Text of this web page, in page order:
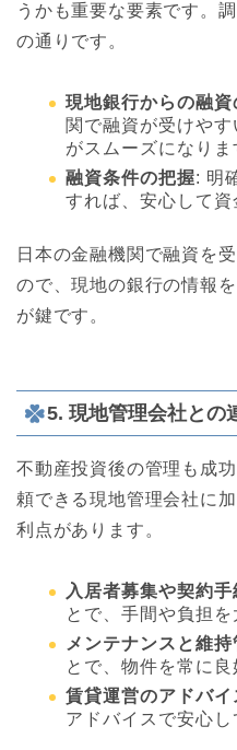
うかも重要な要素です。
の通りです。
現地銀行からの融資
関で融資が受けや
がスムーズになりま
融資条件の把握: 明
すれば、安心して資
日本の金融機関で融資を
ので、現地の銀行の情報
が鍵です。
5. 現地管理会社との
不動産投資後の管理も成
頼できる現地管理会社に
利点があります。
入居者募集や契約手
とで、手間や負担を
メンテナンスと維持
とで、物件を常に良
賃貸運営のアドバイ
アドバイスで安心し